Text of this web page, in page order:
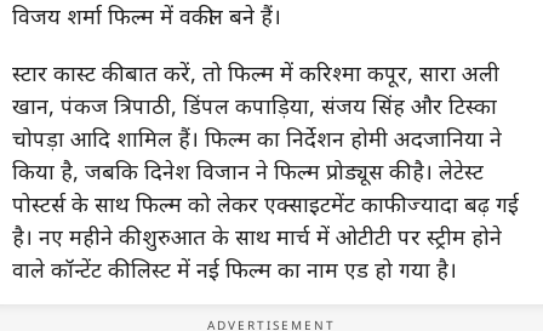
विजय शर्मा फिल्म में वकील बने हैं।
स्टार कास्ट की बात करें, तो फिल्म में करिश्मा कपूर, सारा अली
खान, पंकज त्रिपाठी, डिंपल कपाड़िया, संजय सिंह और टिस्का
चोपड़ा आदि शामिल हैं। फिल्म का निर्देशन होमी अदजानिया ने
किया है, जबकि दिनेश विजान ने फिल्म प्रोड्यूस की है। लेटेस्ट
पोस्टर्स के साथ फिल्म को लेकर एक्साइटमेंट काफी ज्यादा बढ़ गई
है। नए महीने की शुरुआत के साथ मार्च में ओटीटी पर स्ट्रीम होने
वाले कॉन्टेंट की लिस्ट में नई फिल्म का नाम एड हो गया है।